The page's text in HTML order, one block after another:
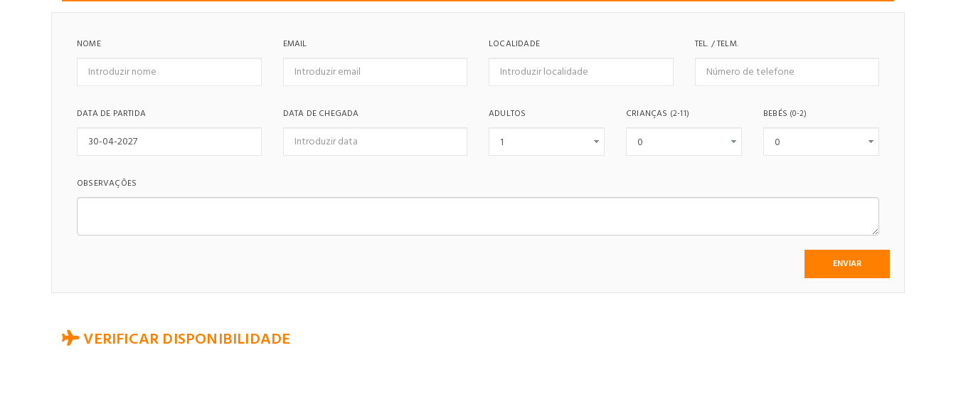
NOME EMAIL LOCALIDADE TEL. / TELM.
DATA DE PARTIDA DATA DE CHEGADA ADULTOS CRIANÇAS (2-11) BEBÉS (0-2)
OBSERVAÇÕES
VERIFICAR DISPONIBILIDADE